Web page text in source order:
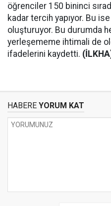
öğrenciler 150 bininci
kadar tercih yapıyor. Bu
oluşturuyor. Bu durumda
yerleşememe ihtimali de
ifadelerini kaydetti.
HABERE YORUM KAT